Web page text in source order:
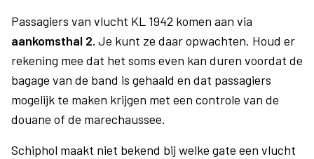
Passagiers van vlucht KL 1942 komen aan via
aankomsthal 2. Je kunt ze daar opwachten. Houd er
rekening mee dat het soms even kan duren voordat de
bagage van de band is gehaald en dat passagiers
mogelijk te maken krijgen met een controle van de
douane of de marechaussee.
Schiphol maakt niet bekend bij welke gate een vlucht